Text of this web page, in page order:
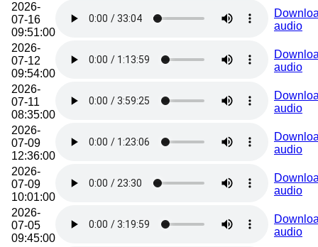
2026-
07-16
09:51:00
audio
2026-
07-12
09:54:00
audio
2026-
07-11
08:35:00
audio
2026-
07-09
12:36:00
audio
2026-
07-09
10:01:00
audio
2026-
07-05
09:45:00
audio